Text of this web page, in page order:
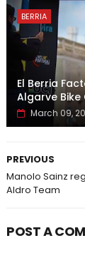
BERRIA
El Berria
Algarve
March 09,
PREVIOUS
Manolo Sainz
Aldro Team
POST A